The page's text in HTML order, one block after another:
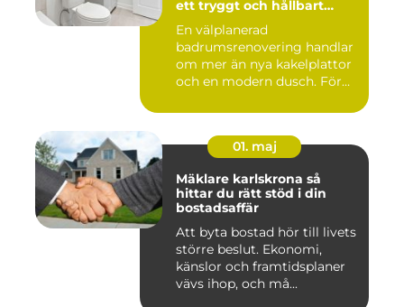
ett tryggt och hållbart
En välplanerad
badrumsrenovering handlar
om mer än nya kakelplattor
och en modern dusch. För
01. maj
Mäklare karlskrona så
hittar du rätt stöd i din
bostadsaffär
Att byta bostad hör till livets
större beslut. Ekonomi,
känslor och framtidsplaner
vävs ihop, och må...